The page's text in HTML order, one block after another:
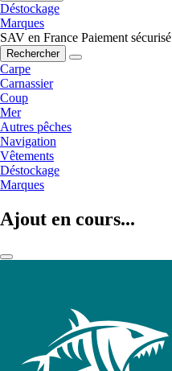
Déstockage
Marques
SAV en France Paiement sécurisé
Rechercher
Carpe
Carnassier
Coup
Mer
Autres pêches
Navigation
Vêtements
Déstockage
Marques
Ajout en cours...